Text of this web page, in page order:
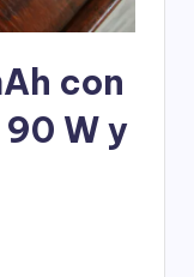
con
W y